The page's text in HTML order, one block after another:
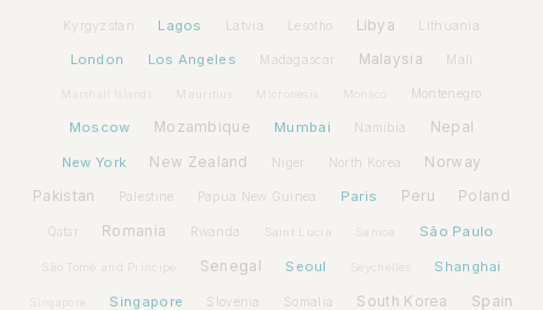
Kyrgyzstan Lagos Latvia Lesotho Libya Lithuania
London Los Angeles Madagascar Malaysia Mali
Marshall Islands Mauritius Micronesia Monaco Montenegro
Moscow Mozambique Mumbai Namibia Nepal
New York New Zealand Niger North Korea Norway
Pakistan Palestine Papua New Guinea Paris Peru Poland
Qatar Romania Rwanda Saint Lucia Samoa São Paulo
São Tomé and Príncipe Senegal Seoul Seychelles Shanghai
Singapore Slovenia Somalia South Korea Spain